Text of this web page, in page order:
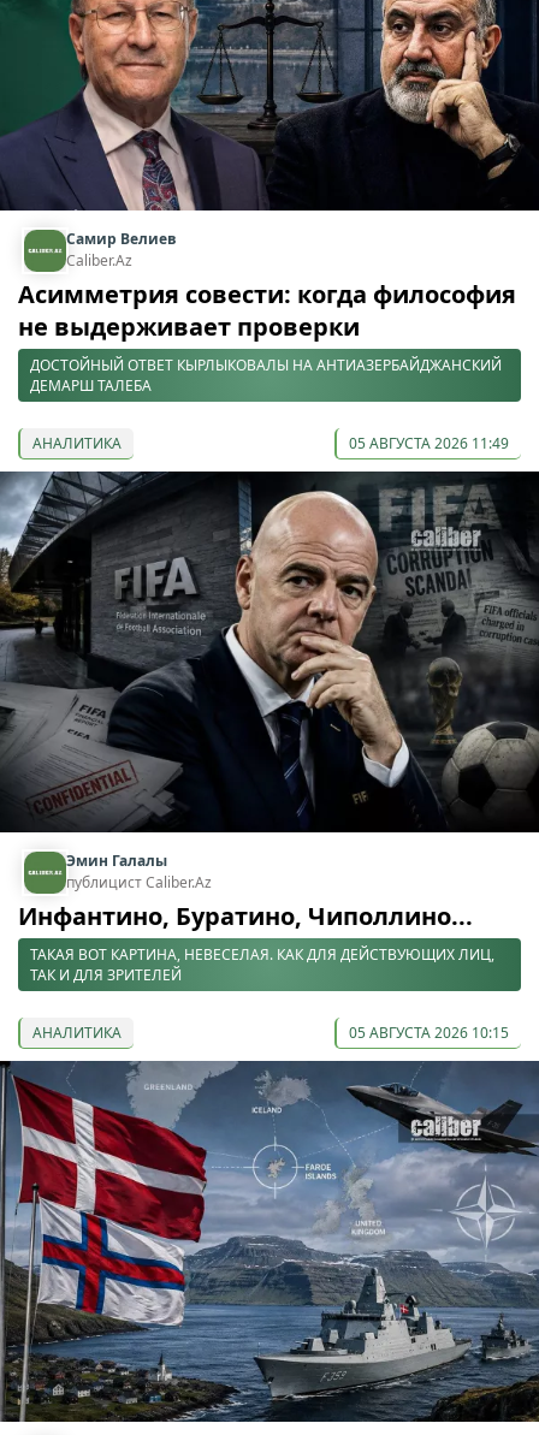
Самир Велиев
Caliber.Az
Асимметрия совести: когда философия
не выдерживает проверки
ДОСТОЙНЫЙ ОТВЕТ КЫРЛЫКОВАЛЫ НА АНТИАЗЕРБАЙДЖАНСКИЙ
ДЕМАРШ ТАЛЕБА
АНАЛИТИКА 05 АВГУСТА 2026 11:49
Эмин Галалы
публицист Caliber.Az
Инфантино, Буратино, Чиполлино...
ТАКАЯ ВОТ КАРТИНА, НЕВЕСЕЛАЯ. КАК ДЛЯ ДЕЙСТВУЮЩИХ ЛИЦ,
ТАК И ДЛЯ ЗРИТЕЛЕЙ
АНАЛИТИКА 05 АВГУСТА 2026 10:15